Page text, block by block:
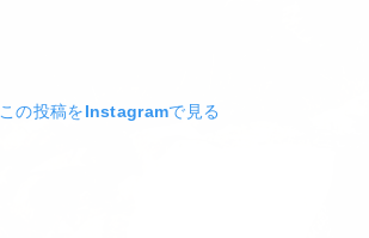
この投稿をInstagramで見る